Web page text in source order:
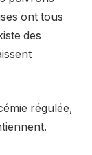
ont tous
des
régulée,